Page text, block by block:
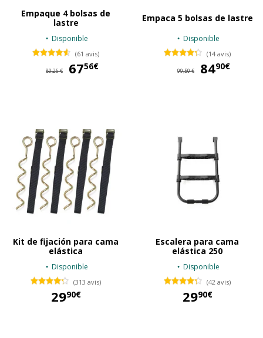
Empaque 4 bolsas de
lastre
Disponible
(61 avis)
80,26 € 6756€
Empaca 5 bolsas de lastre
Disponible
(14 avis)
99,50 € 8490€
Kit de fijación para cama
elástica
Disponible
(313 avis)
2990€
Escalera para cama
elástica 250
Disponible
(42 avis)
2990€